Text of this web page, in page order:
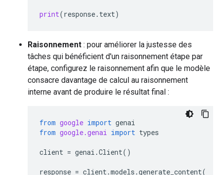
print(response. text)
Raisonnement : pour améliorer la justesse des
tâches qui bénéficient d'un raisonnement étape par
étape, configurez le raisonnement afin que le modèle
consacre davantage de calcul au raisonnement
interne avant de produire le résultat final :
from google import genai
from google.genai import types
client = genai .Client()
response = client.models .generate_content(